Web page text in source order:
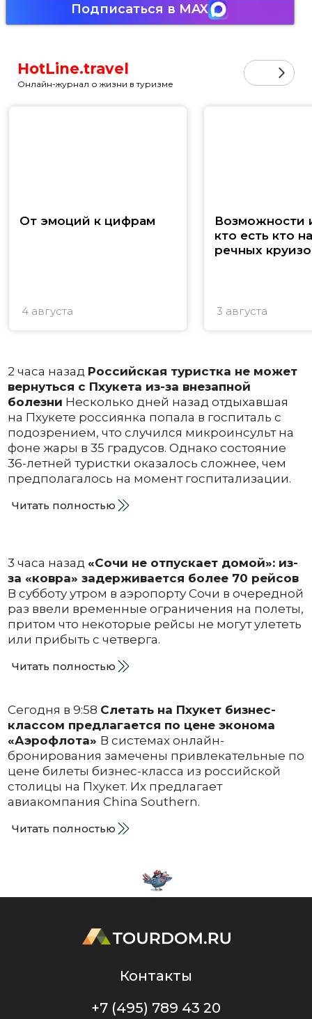
Подписаться в MAX
HotLine.travel
Онлайн-журнал о жизни в туризме
От эмоций к цифрам
4 августа
Возможности
кто есть кто
речных
3 августа
2 часа назад Российская туристка не может
вернуться с Пхукета из-за внезапной
болезни Несколько дней назад отдыхавшая
на Пхукете россиянка попала в госпиталь с
подозрением, что случился микроинсульт на
фоне жары в 35 градусов. Однако состояние
36-летней туристки оказалось сложнее, чем
предполагалось на момент госпитализации.
Читать полностью
3 часа назад «Сочи не отпускает домой»: из-
за «ковра» задерживается более 70 рейсов
В субботу утром в аэропорту Сочи в очередной
раз ввели временные ограничения на полеты,
притом что некоторые рейсы не могут улететь
или прибыть с четверга.
Читать полностью
Сегодня в 9:58 Слетать на Пхукет бизнес-
классом предлагается по цене эконома
«Аэрофлота» В системах онлайн-
бронирования замечены привлекательные по
цене билеты бизнес-класса из российской
столицы на Пхукет. Их предлагает
авиакомпания China Southern.
Читать полностью
Контакты
+7 (495) 789 43 20